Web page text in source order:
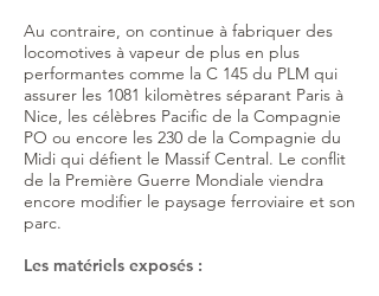
Au contraire, on continue à fabriquer des
locomotives à vapeur de plus en plus
performantes comme la C 145 du PLM qui
assurer les 1081 kilomètres séparant Paris à
Nice, les célèbres Pacific de la Compagnie
PO ou encore les 230 de la Compagnie du
Midi qui défient le Massif Central. Le conflit
de la Première Guerre Mondiale viendra
encore modifier le paysage ferroviaire et son
parc.
Les matériels exposés :